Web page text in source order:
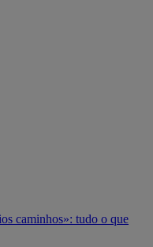
caminhos»: tudo o que